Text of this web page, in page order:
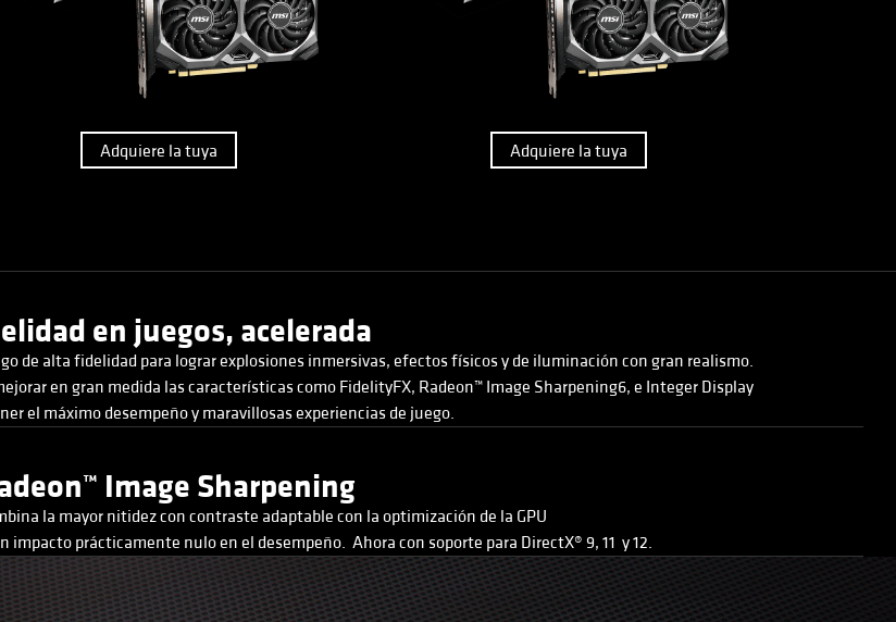
Adquiere la tuya Adquiere la tuya
en juegos, acelerada
de alta fidelidad para lograr explosiones inmersivas, efectos físicos y de iluminación con gran realismo.
en gran medida las características como FidelityFX, Radeon™ Image Sharpening6, e Integer Display
el máximo desempeño y maravillosas experiencias de juego.
Image Sharpening
la mayor nitidez con contraste adaptable con la optimización de la GPU
impacto prácticamente nulo en el desempeño. Ahora con soporte para DirectX® 9, 11 y 12.